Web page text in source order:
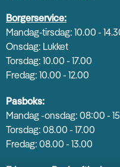
Borgerservice:
Mandag-tirsdag: 10.00 -
Onsdag: Lukket
Torsdag: 10.00 - 17.00
Fredag: 10.00 - 12.00
Pasboks:
Mandag -onsdag: 08:00 -
Torsdag: 08.00 - 17.00
Fredag: 08.00 - 13.00